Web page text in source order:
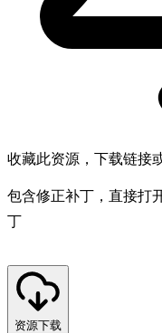
收藏此资源，下载链接
包含修正补丁，直接打
丁
资源下载